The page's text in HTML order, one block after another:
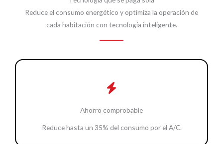
Reduce el consumo energético y optimiza la operación de
cada habitación con tecnología inteligente.
Ahorro comprobable
Reduce hasta un 35% del consumo por el A/C.